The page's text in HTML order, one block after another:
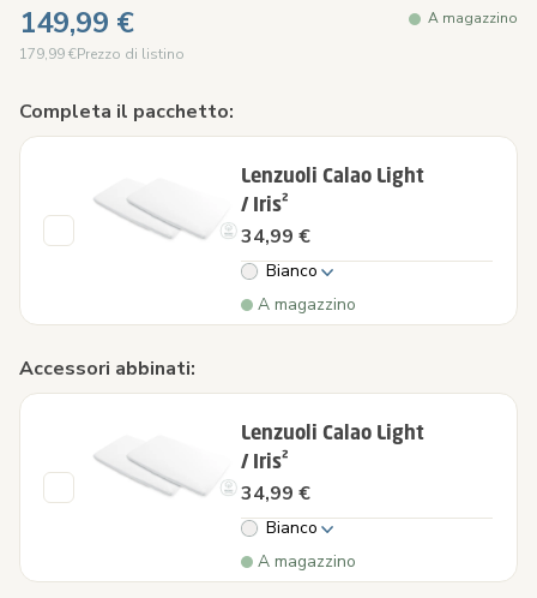
149,99 €
179,99 €Prezzo di listino
A magazzino
Completa il pacchetto:
Lenzuoli Calao Light
/ Iris²
34,99 €
Bianco
A magazzino
Accessori abbinati:
Lenzuoli Calao Light
/ Iris²
34,99 €
Bianco
A magazzino